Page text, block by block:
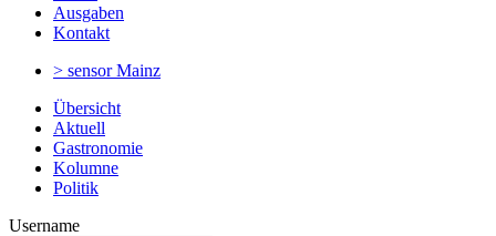
Ausgaben
Kontakt
> sensorMainz
Übersicht
Aktuell
Gastronomie
Kolumne
Politik
Username